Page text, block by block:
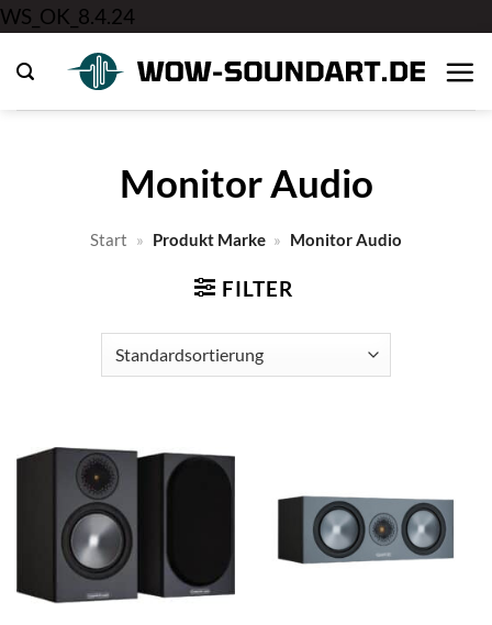
WS_OK_8.4.24
springen
Monitor Audio
Start » Produkt Marke » Monitor Audio
FILTER